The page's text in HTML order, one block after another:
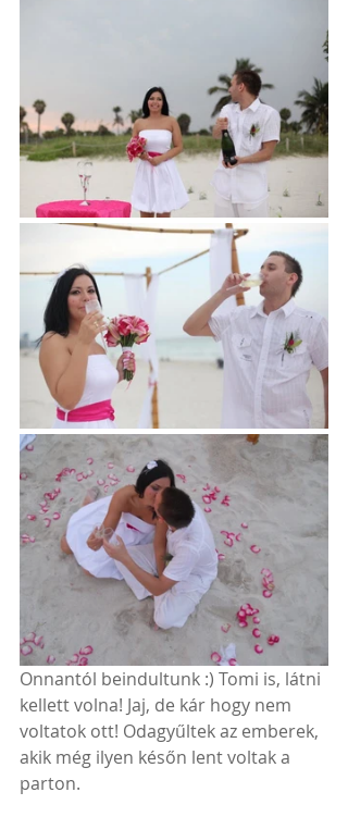
Onnantól beindultunk :) Tomi is, látni
kellett volna! Jaj, de kár hogy nem
voltatok ott! Odagyűltek az emberek,
akik még ilyen későn lent voltak a
parton.